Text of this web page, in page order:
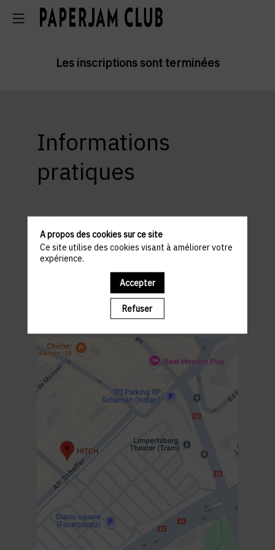
Les inscriptions sont terminées
Informations
pratiques
Lieu : Hitch
21-25 All. Scheffer, 2520 Limpertsberg Luxembourg
Parking à proximité : Glacis
12:00 MEET & GREET
14:00 FIN DE L’EVENEMENT
A propos des cookies sur ce site
Ce site utilise des cookies visant à améliorer votre
expérience.
Accepter
Refuser